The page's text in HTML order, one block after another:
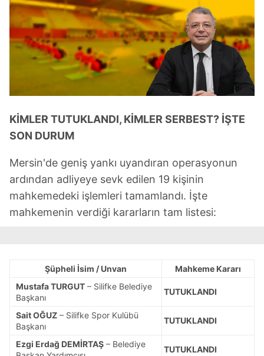
KİMLER TUTUKLANDI, KİMLER SERBEST? İŞTE
SON DURUM
Mersin'de geniş yankı uyandıran operasyonun
ardından adliyeye sevk edilen 19 kişinin
mahkemedeki işlemleri tamamlandı. İşte
mahkemenin verdiği kararların tam listesi:
Şüpheli İsim / Unvan
Mahkeme Kararı
Mustafa TURGUT – Silifke Belediye
Başkanı
TUTUKLANDI
Sait OĞUZ – Silifke Spor Kulübü
Başkanı
TUTUKLANDI
Ezgi Erdağ DEMİRTAŞ – Belediye
TUTUKLANDI